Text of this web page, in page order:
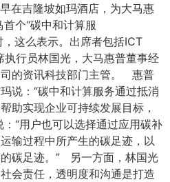
在吉隆坡如玛酒店，为大马惠
个“碳中和计算服
这么表示。出席者包括ICT
行员林国光，大马惠普董事经
的资讯科技部门主管。 惠普
说：“碳中和计算服务通过抵消
助实现企业可持续发展目标，
“用户也可以选择通过应用碳补
输过程中所产生的碳足迹，以
碳足迹。” 另一方面，林国光
会责任，透明度和沟通是打造